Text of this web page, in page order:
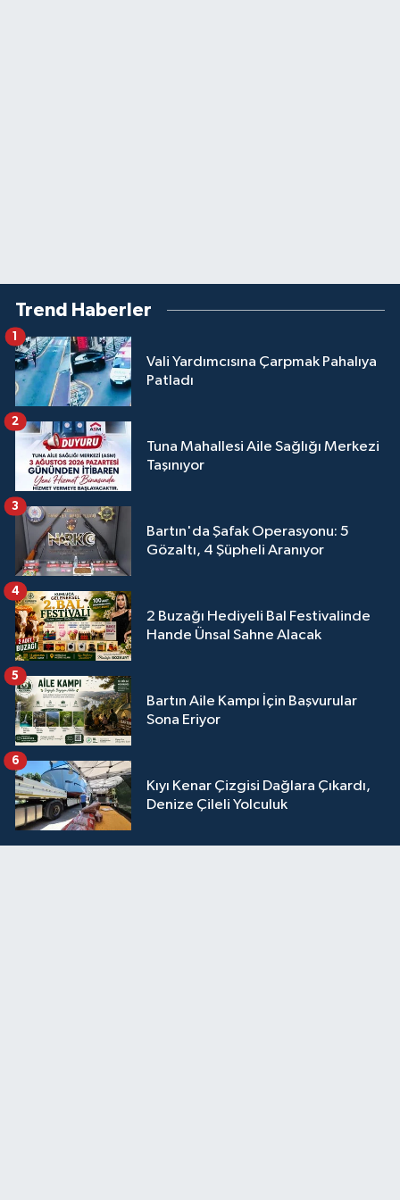
Trend Haberler
Vali Yardımcısına Çarpmak Pahalıya
Patladı
1
Tuna Mahallesi Aile Sağlığı Merkezi
Taşınıyor
2
Bartın'da Şafak Operasyonu: 5
Gözaltı, 4 Şüpheli Aranıyor
3
2 Buzağı Hediyeli Bal Festivalinde
Hande Ünsal Sahne Alacak
4
Bartın Aile Kampı İçin Başvurular
Sona Eriyor
5
Kıyı Kenar Çizgisi Dağlara Çıkardı,
Denize Çileli Yolculuk
6